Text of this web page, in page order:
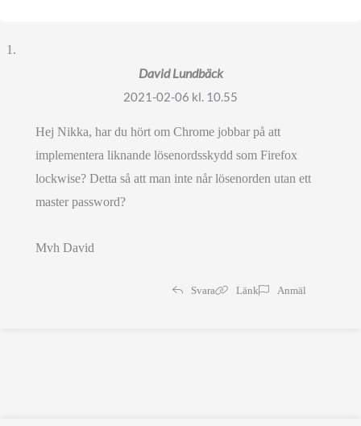
David Lundbäck
2021-02-06 kl. 10.55
Hej Nikka, har du hört om Chrome jobbar på att
implementera liknande lösenordsskydd som Firefox
lockwise? Detta så att man inte når lösenorden utan ett
master password?
Mvh David
Svara Länk Anmäl